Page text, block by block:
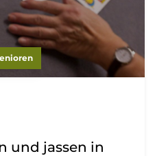
und jassen in